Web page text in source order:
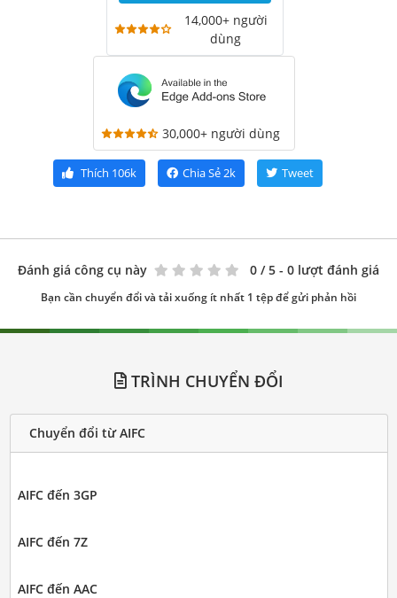
14,000+ người
dùng
30,000+ người dùng
Thích 106k Chia Sẻ2k Tweet
Đánh giá công cụ này 0 / 5 - 0 lượt đánh giá
Bạn cần chuyển đổi và tải xuống ít nhất 1 tệp để gửi phản hồi
TRÌNH CHUYỂN ĐỔI
Chuyển đổi từ AIFC
AIFC đến 3GP
AIFC đến 7Z
AIFC đến AAC